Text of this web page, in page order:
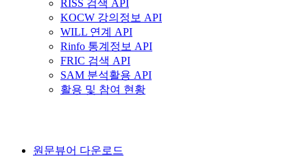
RISS 검색 API
KOCW 강의정보 API
WILL 연계 API
Rinfo 통계정보 API
FRIC 검색 API
SAM 분석활용 API
활용 및 참여 현황
원문뷰어 다운로드